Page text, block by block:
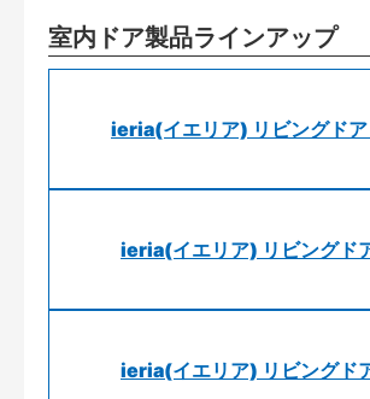
室内ドア製品ラインアップ
ieria(イエリア) リビングドア
ieria(イエリア) リビングド
ieria(イエリア) リビングド